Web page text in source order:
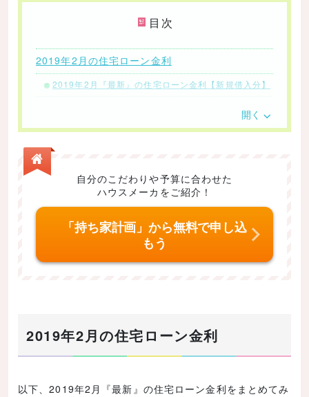
目次
2019年2月の住宅ローン金利
2019年2月『最新』の住宅ローン金利【新規借入分】
2019年2月・3月以降の住宅ローン金利推移はどう
なる？今後の金利動向
2018年一年間の住宅ローン金利推移
2018年一年間の住宅ローン金利の推移
2016年〜2017年までの住宅ローン金利の推移
住宅ローン金利が最も低いのはネット銀行！
2019年の最新金利を人気「低金利住宅ローン」10
選から読み解く！
開く
自分のこだわりや予算に合わせた
ハウスメーカをご紹介！
「持ち家計画」から無料で申し込
もう
2019年2月の住宅ローン金利
以下、2019年2月『最新』の住宅ローン金利をまとめてみ